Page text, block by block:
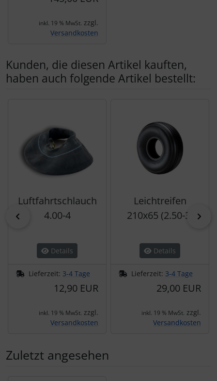
inkl. 19 % MwSt. zzgl.
Versandkosten
Kunden, die diesen Artikel kauften,
haben auch folgende Artikel bestellt:
zurück
Luftfahrtschlauch
4.00-4
Details
Lieferzeit: 3-4 Tage
12,90 EUR
inkl. 19 % MwSt. zzgl.
Versandkosten
Leichtreifen
210x65 (2.50-3)
Details
Lieferzeit: 3-4 Tage
29,00 EUR
inkl. 19 % MwSt. zzgl.
Versandkosten
Zuletzt angesehen